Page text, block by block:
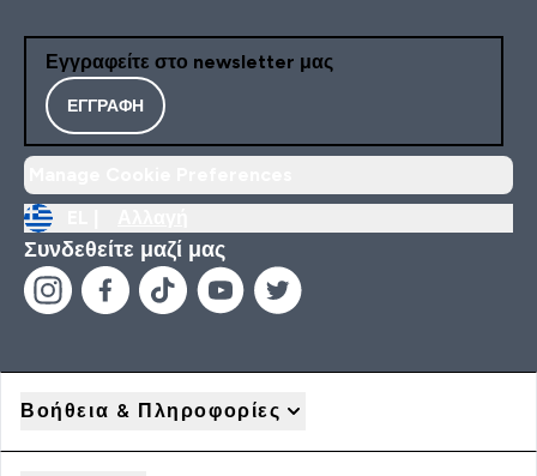
Εγγραφείτε στο newsletter μας
ΕΓΓΡΑΦΉ
Συνδεθείτε μαζί μας
Βοήθεια & Πληροφορίες